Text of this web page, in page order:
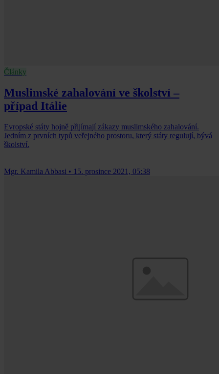
Články
Muslimské zahalování ve školství –
případ Itálie
Evropské státy hojně přijímají zákazy muslimského zahalování.
Jedním z prvních typů veřejného prostoru, který státy regulují, bývá
školství.
Mgr. Kamila Abbasi • 15. prosince 2021, 05:38